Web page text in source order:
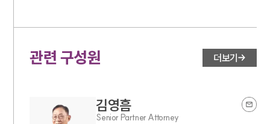
관련 구성원 더보기
김영흠
Senior Partner Attorney